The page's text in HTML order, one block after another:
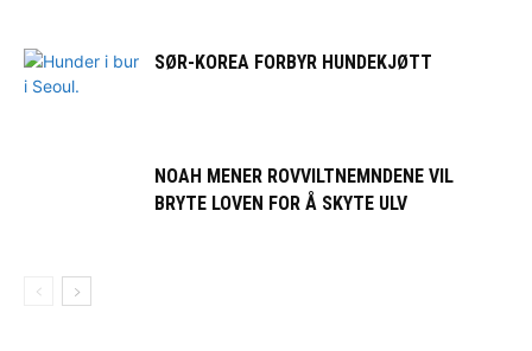
SØR-KOREA FORBYR HUNDEKJØTT
NOAH MENER ROVVILTNEMNDENE VIL
BRYTE LOVEN FOR Å SKYTE ULV